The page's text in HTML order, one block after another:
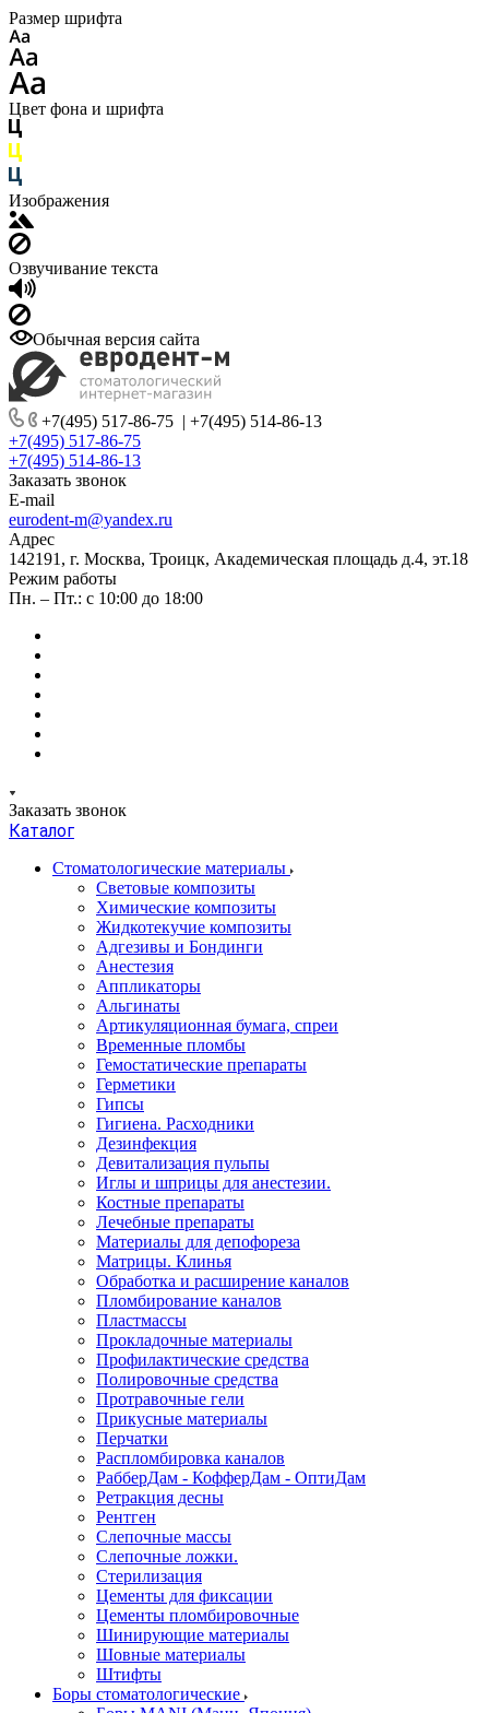
Размер шрифта
Цвет фона и шрифта
Изображения
Озвучивание текста
Обычная версия сайта
+7(495) 517-86-75 | +7(495) 514-86-13
+7(495) 517-86-75
+7(495) 514-86-13
Заказать звонок
E-mail
eurodent-m@yandex.ru
Адрес
142191, г. Москва, Троицк, Академическая площадь д.4, эт.18
Режим работы
Пн. – Пт.: с 10:00 до 18:00
Заказать звонок
Каталог
Стоматологические материалы
Световые композиты
Химические композиты
Жидкотекучие композиты
Адгезивы и Бондинги
Анестезия
Аппликаторы
Альгинаты
Артикуляционная бумага, спреи
Временные пломбы
Гемостатические препараты
Герметики
Гипсы
Гигиена. Расходники
Дезинфекция
Девитализация пульпы
Иглы и шприцы для анестезии.
Костные препараты
Лечебные препараты
Материалы для депофореза
Матрицы. Клинья
Обработка и расширение каналов
Пломбирование каналов
Пластмассы
Прокладочные материалы
Профилактические средства
Полировочные средства
Протравочные гели
Прикусные материалы
Перчатки
Распломбировка каналов
РабберДам - КофферДам - ОптиДам
Ретракция десны
Рентген
Слепочные массы
Слепочные ложки.
Стерилизация
Цементы для фиксации
Цементы пломбировочные
Шинирующие материалы
Шовные материалы
Штифты
Боры стоматологические